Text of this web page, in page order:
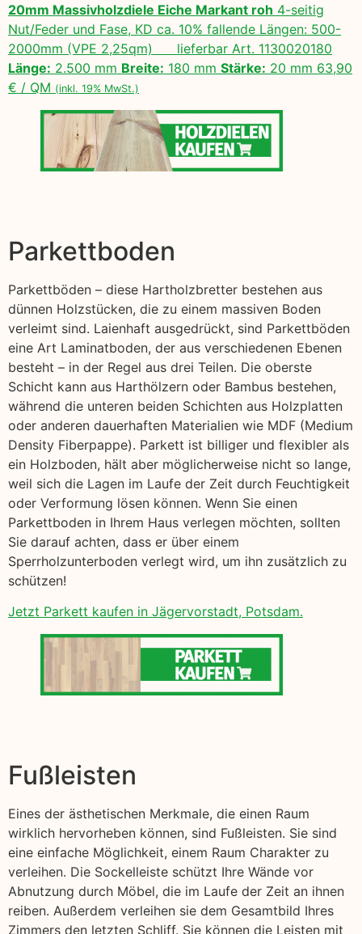
20mm Massivholzdiele Eiche Markant roh 4-seitig
Nut/Feder und Fase, KD ca. 10% fallende Längen: 500-
2000mm (VPE 2,25qm) lieferbar Art. 1130020180
Länge: 2.500 mm Breite: 180 mm Stärke: 20 mm 63,90
€ / QM (inkl. 19% MwSt.)
Parkettboden
Parkettböden – diese Hartholzbretter bestehen aus
dünnen Holzstücken, die zu einem massiven Boden
verleimt sind. Laienhaft ausgedrückt, sind Parkettböden
eine Art Laminatboden, der aus verschiedenen Ebenen
besteht – in der Regel aus drei Teilen. Die oberste
Schicht kann aus Harthölzern oder Bambus bestehen,
während die unteren beiden Schichten aus Holzplatten
oder anderen dauerhaften Materialien wie MDF (Medium
Density Fiberpappe). Parkett ist billiger und flexibler als
ein Holzboden, hält aber möglicherweise nicht so lange,
weil sich die Lagen im Laufe der Zeit durch Feuchtigkeit
oder Verformung lösen können. Wenn Sie einen
Parkettboden in Ihrem Haus verlegen möchten, sollten
Sie darauf achten, dass er über einem
Sperrholzunterboden verlegt wird, um ihn zusätzlich zu
schützen!
Jetzt Parkett kaufen in Jägervorstadt, Potsdam.
Fußleisten
Eines der ästhetischen Merkmale, die einen Raum
wirklich hervorheben können, sind Fußleisten. Sie sind
eine einfache Möglichkeit, einem Raum Charakter zu
verleihen. Die Sockelleiste schützt Ihre Wände vor
Abnutzung durch Möbel, die im Laufe der Zeit an ihnen
reiben. Außerdem verleihen sie dem Gesamtbild Ihres
Zimmers den letzten Schliff. Sie können die Leisten mit